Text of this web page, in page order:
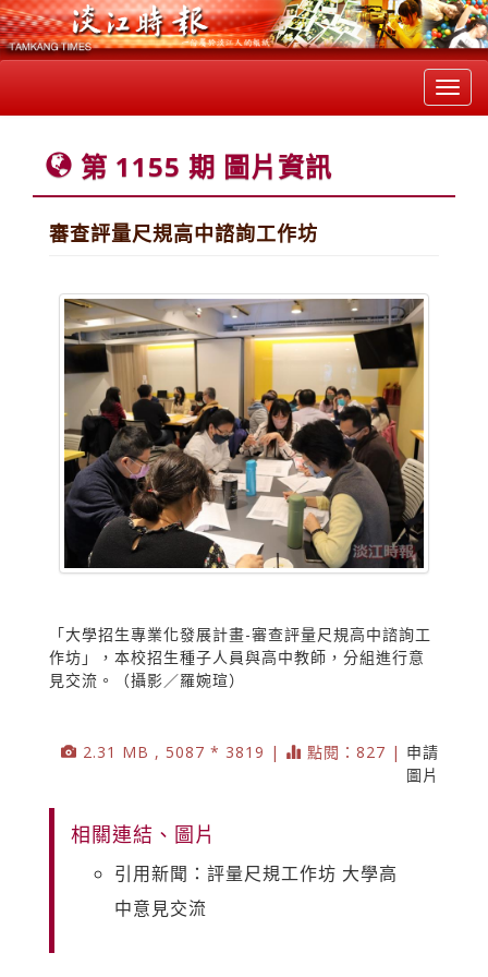
第 1155 期 圖片資訊
審查評量尺規高中諮詢工作坊
「大學招生專業化發展計畫-審查評量尺規高中諮詢工
作坊」，本校招生種子人員與高中教師，分組進行意
見交流。（攝影／羅婉瑄）
2.31 MB , 5087 * 3819 | 點閱：827 | 申請
圖片
相關連結、圖片
引用新聞：評量尺規工作坊 大學高
中意見交流